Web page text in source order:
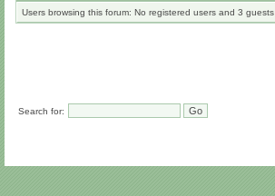
Users browsing this forum: No registered users and 3 guests
Search for: